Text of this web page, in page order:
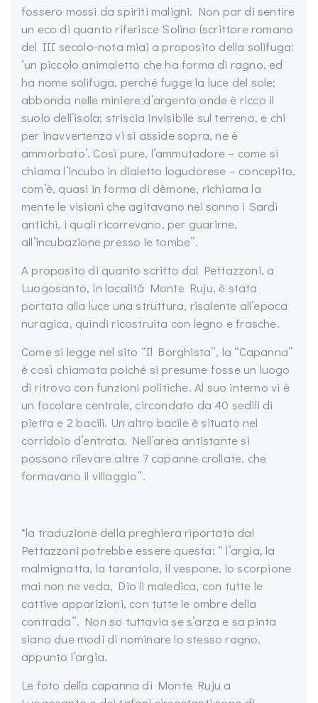
fossero mossi da spiriti maligni. Non par di sentire
un eco di quanto riferisce Solino (scrittore romano
del III secolo-nota mia) a proposito della solifuga:
‘un piccolo animaletto che ha forma di ragno, ed
ha nome solifuga, perché fugge la luce del sole;
abbonda nelle miniere d’argento onde è ricco il
suolo dell’isola; striscia invisibile sul terreno, e chi
per inavvertenza vi si asside sopra, ne è
ammorbato’. Così pure, l’ammutadore – come si
chiama l’incubo in dialetto logudorese – concepito,
com’è, quasi in forma di dèmone, richiama la
mente le visioni che agitavano nel sonno i Sardi
antichi, i quali ricorrevano, per guarirne,
all’incubazione presso le tombe”.
A proposito di quanto scritto dal Pettazzoni, a
Luogosanto, in località Monte Ruju, è stata
portata alla luce una struttura, risalente all’epoca
nuragica, quindi ricostruita con legno e frasche.
Come si legge nel sito “Il Borghista”, la “Capanna”
è così chiamata poiché si presume fosse un luogo
di ritrovo con funzioni politiche. Al suo interno vi è
un focolare centrale, circondato da 40 sedili di
pietra e 2 bacili. Un altro bacile è situato nel
corridoio d’entrata. Nell’area antistante si
possono rilevare altre 7 capanne crollate, che
formavano il villaggio”.
*la traduzione della preghiera riportata dal
Pettazzoni potrebbe essere questa: “ l’argia, la
malmignatta, la tarantola, il vespone, lo scorpione
mai non ne veda, Dio li maledica, con tutte le
cattive apparizioni, con tutte le ombre della
contrada”. Non so tuttavia se s’arza e sa pinta
siano due modi di nominare lo stesso ragno,
appunto l’argia.
Le foto della capanna di Monte Ruju a